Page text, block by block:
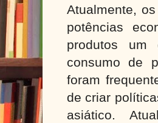
Atualmente,
potências
produtos um
consumo de
foram
de criar
asiático.